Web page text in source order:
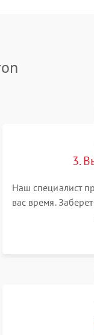
3.
Наш специалист
вас время.
привезет на